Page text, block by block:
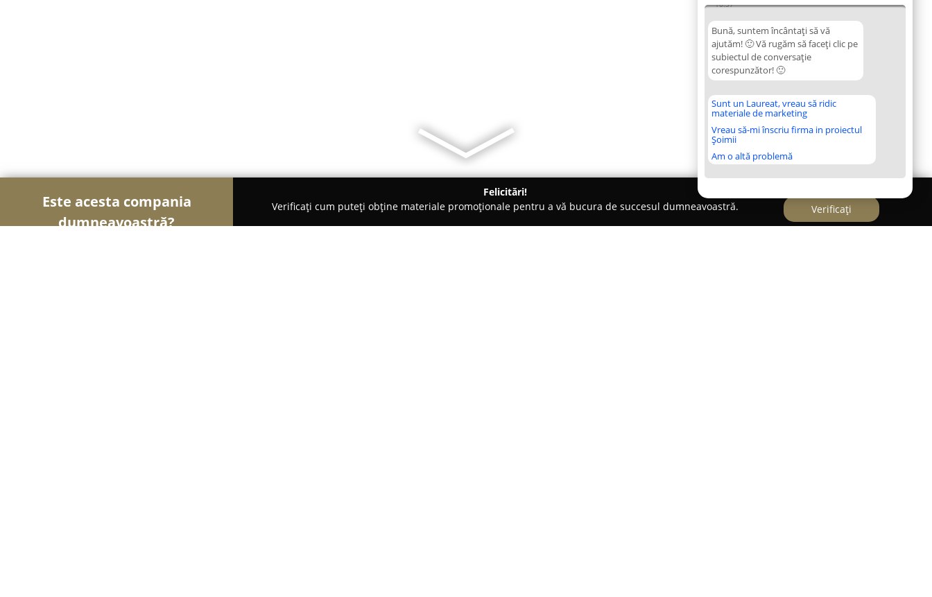
10:37
Bună, suntem încântați să vă
ajutăm! 🙂 Vă rugăm să faceți clic pe
subiectul de conversație
corespunzător! 🙂
Sunt un Laureat, vreau să ridic
materiale de marketing
Vreau să-mi înscriu firma in proiectul
Șoimii
Am o altă problemă
Este acesta compania
dumneavoastră?
Felicitări!
Verificați cum puteți obține materiale promoționale pentru a vă bucura de succesul dumneavoastră.
Verificați